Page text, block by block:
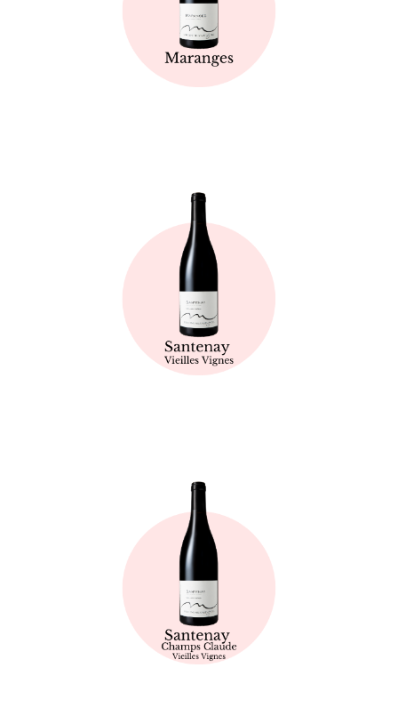
Fiche technique
Fiche technique